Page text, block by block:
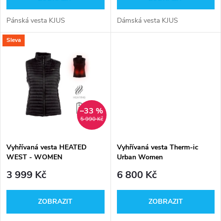
d
u
o
d
Pánská vesta KJUS Dámská vesta KJUS
Sleva
5 990 Kč
–33 %
Vyhřívaná vesta HEATED
WEST - WOMEN
3 999 Kč
ZOBRAZIT
Vyhřívaná vesta Therm-ic
Urban Women
6 800 Kč
ZOBRAZIT